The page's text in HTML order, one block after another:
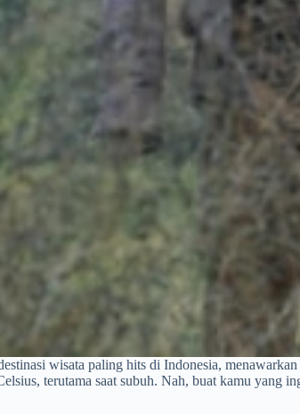
wisata paling hits di Indonesia,
terutama saat subuh. Nah, buat kamu yang